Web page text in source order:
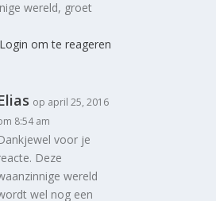
wereld, groet
Login om te reageren
op april 25, 2016
8:54 am
voor je
Deze
wereld
wel nog een